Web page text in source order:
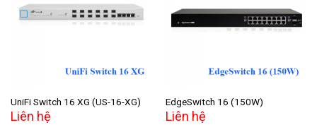
Add to
wishlist
UniFi Switch 16 XG (US-16-XG)
Liên hệ
Add to
wishlist
EdgeSwitch 16 (150W)
Liên hệ